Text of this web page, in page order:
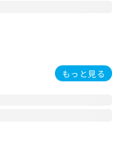
もっと見る